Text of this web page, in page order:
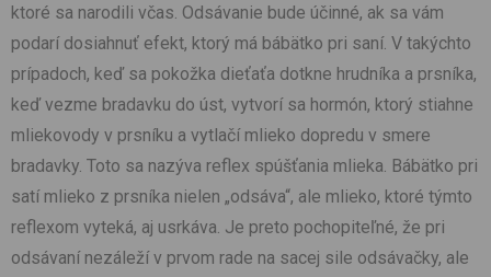
ktoré sa narodili včas. Odsávanie bude účinné, ak sa vám
podarí dosiahnuť efekt, ktorý má bábätko pri saní. V takýchto
prípadoch, keď sa pokožka dieťaťa dotkne hrudníka a prsníka,
keď vezme bradavku do úst, vytvorí sa hormón, ktorý stiahne
mliekovody v prsníku a vytlačí mlieko dopredu v smere
bradavky. Toto sa nazýva reflex spúšťania mlieka. Bábätko pri
satí mlieko z prsníka nielen „odsáva“, ale mlieko, ktoré týmto
reflexom vyteká, aj usrkáva. Je preto pochopiteľné, že pri
odsávaní nezáleží v prvom rade na sacej sile odsávačky, ale